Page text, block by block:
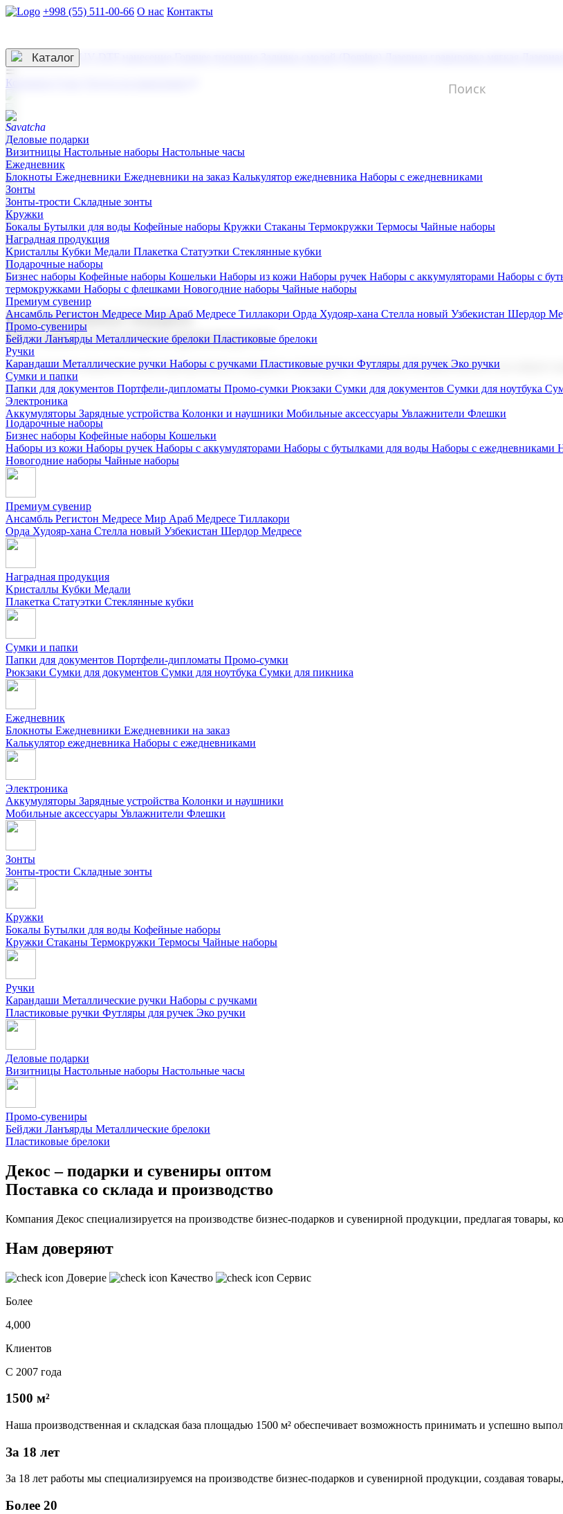
+998 (55) 511-00-66 О нас Контакты
3D гравировка
☰
Контакты
Каталог
Деловые подарки
Визитницы Настольные наборы Настольные часы
Ежедневник
Блокноты Ежедневники Ежедневники на заказ Калькулятор ежедневника Наборы с ежедневниками
Зонты
Зонты-трости Складные зонты
Кружки
Бокалы Бутылки для воды Кофейные наборы Кружки Стаканы Термокружки Термосы Чайные наборы
Наградная продукция
Kристаллы Кубки Медали Плакетка Статуэтки Стеклянные кубки
Подарочные наборы
Бизнес наборы Кофейные наборы Кошельки Наборы из кожи Наборы ручек Наборы с аккумуляторами Наборы с
термокружками Наборы с флешками Новогодние наборы Чайные наборы
Премиум сувенир
Ансамбль Регистон Медресе Мир Араб Медресе Тиллакори Орда Худояр-хана Стелла новый Узбекистан Шердор
Промо-сувениры
Бейджи Ланъярды Металлические брелоки Пластиковые брелоки
Ручки
Карандаши Металлические ручки Наборы с ручками Пластиковые ручки Футляры для ручек Эко ручки
Сумки и папки
Папки для документов Портфели-дипломаты Промо-сумки Рюкзаки Сумки для документов Сумки для ноутбука
Электроника
Аккумуляторы Зарядные устройства Колонки и наушники Мобильные аксессуары Увлажнители Флешки
Корпоративные подарки
Поставка со склада и производство
Мы предлагаем широкий выбор корпоративных подарков и сувениров с логотипом. В нашем каталоге вы найдете
Подарочные наборы
Бизнес наборы Кофейные наборы Кошельки
Наборы из кожи Наборы ручек Наборы с аккумуляторами Наборы с бутылками для воды Наборы с ежедневниками
Новогодние наборы Чайные наборы
Премиум сувенир
Ансамбль Регистон Медресе Мир Араб Медресе Тиллакори
Орда Худояр-хана Стелла новый Узбекистан Шердор Медресе
Наградная продукция
Kристаллы Кубки Медали
Плакетка Статуэтки Стеклянные кубки
Сумки и папки
Папки для документов Портфели-дипломаты Промо-сумки
Рюкзаки Сумки для документов Сумки для ноутбука Сумки для пикника
Ежедневник
Блокноты Ежедневники Ежедневники на заказ
Калькулятор ежедневника Наборы с ежедневниками
Электроника
Аккумуляторы Зарядные устройства Колонки и наушники
Мобильные аксессуары Увлажнители Флешки
Зонты
Зонты-трости Складные зонты
Кружки
Бокалы Бутылки для воды Кофейные наборы
Кружки Стаканы Термокружки Термосы Чайные наборы
Ручки
Карандаши Металлические ручки Наборы с ручками
Пластиковые ручки Футляры для ручек Эко ручки
Деловые подарки
Визитницы Настольные наборы Настольные часы
Промо-сувениры
Бейджи Ланъярды Металлические брелоки
Пластиковые брелоки
Декос – подарки и сувениры оптом
Поставка со склада и производство
Компания Декос специализируется на производстве бизнес-подарков и сувенирной продукции, предлагая товары,
Нам доверяют
Доверие Качество
Сервис
Более
4,000
Клиентов
С 2007 года
1500 м²
Наша производственная и складская база площадью 1500 м² обеспечивает возможность принимать и успешно
За 18 лет
За 18 лет работы мы специализируемся на производстве бизнес-подарков и сувенирной продукции, создавая
Более 20